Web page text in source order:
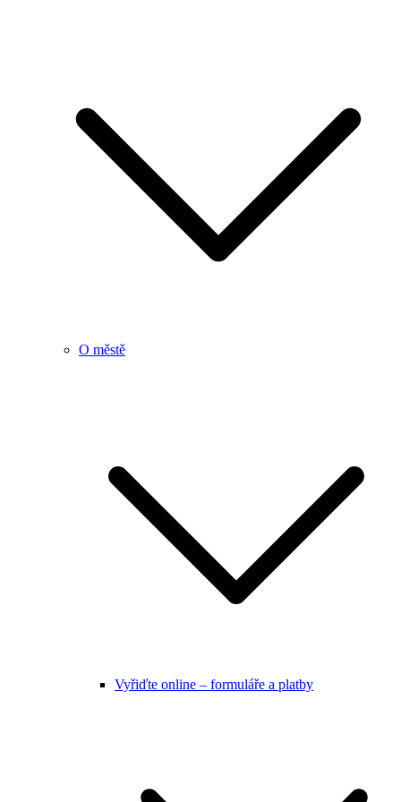
O městě
Vyřiďte online – formuláře a platby